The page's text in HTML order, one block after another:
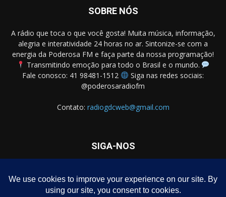
SOBRE NÓS
A rádio que toca o que você gosta! Muita música, informação,
alegria e interatividade 24 horas no ar. Sintonize-se com a
energia da Poderosa FM e faça parte da nossa programação!
Transmitindo emoção para todo o Brasil e o mundo.
Fale conosco: 41 98481-1512
Siga nas redes sociais:
@poderosaradiofm
Contato: radiogdcweb@gmail.com
SIGA-NOS